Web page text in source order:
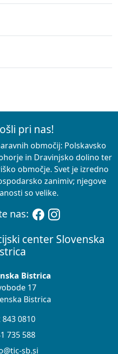
center Slovenska
Bistrica
17
Bistrica
0810
735 588
sb.si
pri nas!
območij: Polskavsko
in Dravinjsko dolino ter
območje. Svet je izredno
zanimiv; njegove
so velike.
nas: